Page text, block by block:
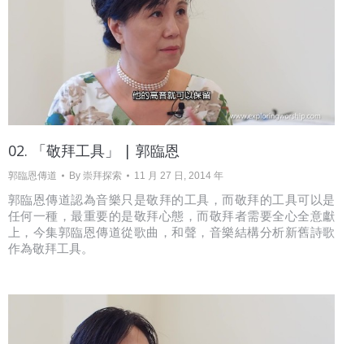
02. 「敬拜工具」 | 郭臨恩
郭臨恩傳道 By 崇拜探索 11 月 27 日, 2014 年
郭臨恩傳道認為音樂只是敬拜的工具，而敬拜的工具可以是
任何一種，最重要的是敬拜心態，而敬拜者需要全心全意獻
上，今集郭臨恩傳道從歌曲，和聲，音樂結構分析新舊詩歌
作為敬拜工具。